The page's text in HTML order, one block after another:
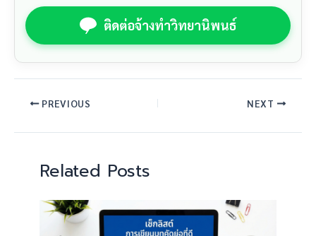
ติดต่อจ้างทำวิทยานิพนธ์
PREVIOUS NEXT
Related Posts